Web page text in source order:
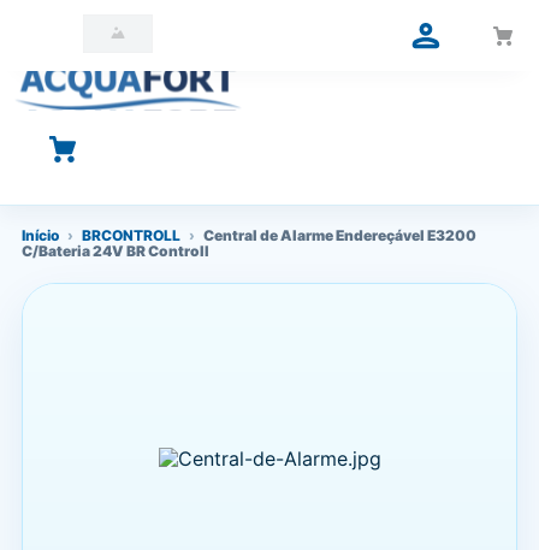
O que você está procurando?
Início › BRCONTROLL › Central de Alarme Endereçável E3200
C/Bateria 24V BR Controll